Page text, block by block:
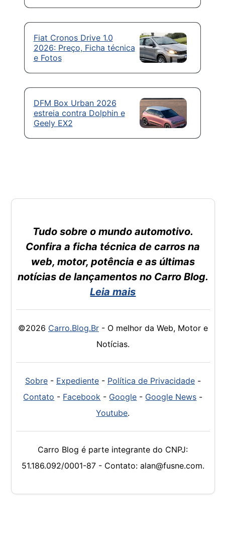
Fiat Cronos Drive 1.0
2026: Preço, Ficha técnica
e Fotos
DFM Box Urban 2026
estreia contra Dolphin e
Geely EX2
Tudo sobre o mundo automotivo.
Confira a ficha técnica de carros na
web, motor, potência e as últimas
notícias de lançamentos no Carro Blog.
Leia mais
©2026 Carro.Blog.Br- O melhor da Web, Motor e
Notícias.
Sobre- Expediente- Política de Privacidade-
Contato - Facebook - Google - Google News -
Youtube.
Carro Blog é parte integrante do CNPJ:
51.186.092/0001-87 - Contato: alan@fusne.com.